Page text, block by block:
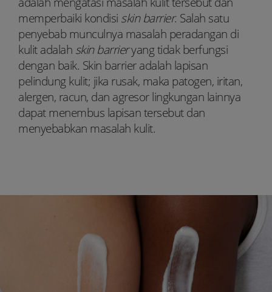
memperbaiki kondisi skin barrier. Salah satu
penyebab munculnya masalah peradangan di
kulit adalah skin barrieryang tidak berfungsi
dengan baik. Skin barrier adalah lapisan
pelindung kulit; jika rusak, maka patogen, iritan,
alergen, racun, dan agresor lingkungan lainnya
dapat menembus lapisan tersebut dan
menyebabkan masalah kulit.